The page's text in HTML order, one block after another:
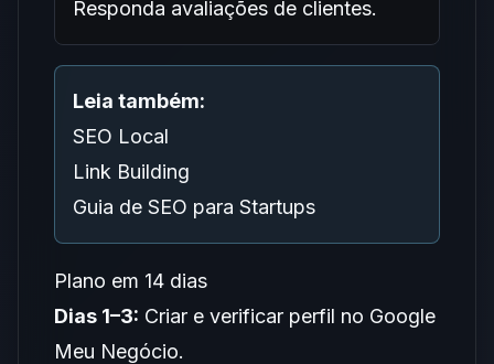
Responda avaliações de clientes.
Leia também:
SEO Local
Link Building
Guia de SEO para Startups
Plano em 14 dias
Dias 1–3: Criar e verificar perfil no Google
Meu Negócio.